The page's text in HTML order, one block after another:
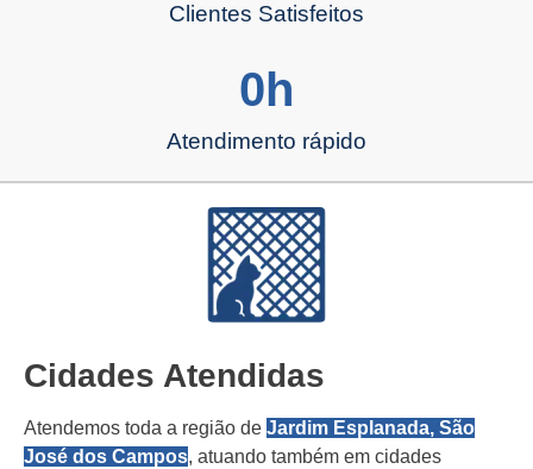
Clientes Satisfeitos
Atendimento rápido
0h
Cidades Atendidas
Atendemos toda a região de Jardim Esplanada, São
José dos Campos, atuando também em cidades